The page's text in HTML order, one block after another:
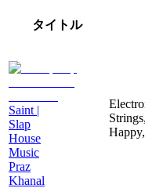
タイトル
Saint |
Slap
House
Music
Praz
Khanal